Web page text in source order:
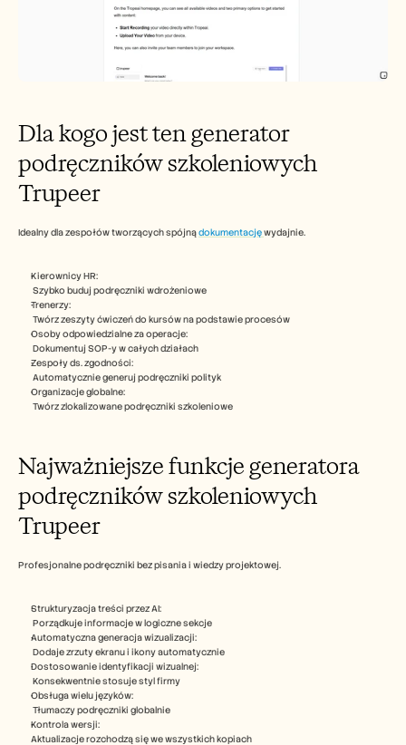
Dla kogo jest ten generator
podręczników szkoleniowych
Trupeer
Idealny dla zespołów tworzących spójną dokumentację wydajnie.​
Kierownicy HR:
Szybko buduj podręczniki wdrożeniowe​
Trenerzy:
Twórz zeszyty ćwiczeń do kursów na podstawie procesów​
Osoby odpowiedzialne za operacje:
Dokumentuj SOP-y w całych działach​
Zespoły ds. zgodności:
Automatycznie generuj podręczniki polityk​
Organizacje globalne:
Twórz zlokalizowane podręczniki szkoleniowe​
Najważniejsze funkcje generatora
podręczników szkoleniowych
Trupeer
Profesjonalne podręczniki bez pisania i wiedzy projektowej.​
Strukturyzacja treści przez AI:
Porządkuje informacje w logiczne sekcje​
Automatyczna generacja wizualizacji:
Dodaje zrzuty ekranu i ikony automatycznie​
Dostosowanie identyfikacji wizualnej:
Konsekwentnie stosuje styl firmy​
Obsługa wielu języków:
Tłumaczy podręczniki globalnie​
Kontrola wersji:
Aktualizacje rozchodzą się we wszystkich kopiach​